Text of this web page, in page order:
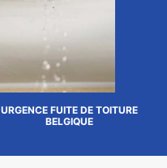
URGENCE FUITE DE TOITURE
BELGIQUE